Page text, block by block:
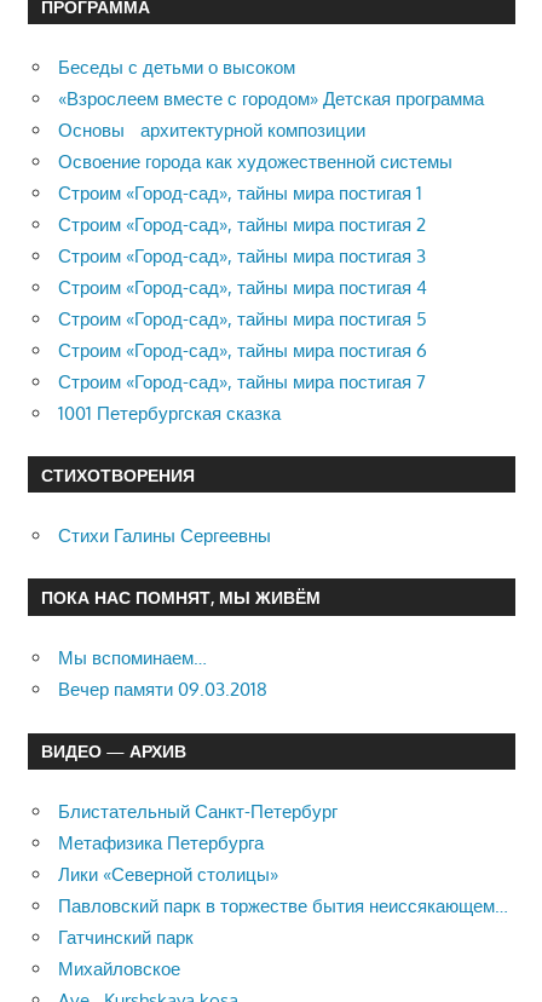
ПРОГРАММА
Беседы с детьми о высоком
«Взрослеем вместе с городом» Детская программа
Основы архитектурной композиции
Освоение города как художественной системы
Строим «Город-сад», тайны мира постигая 1
Строим «Город-сад», тайны мира постигая 2
Строим «Город-сад», тайны мира постигая 3
Строим «Город-сад», тайны мира постигая 4
Строим «Город-сад», тайны мира постигая 5
Строим «Город-сад», тайны мира постигая 6
Строим «Город-сад», тайны мира постигая 7
1001 Петербургская сказка
СТИХОТВОРЕНИЯ
Стихи Галины Сергеевны
ПОКА НАС ПОМНЯТ, МЫ ЖИВЁМ
Мы вспоминаем…
Вечер памяти 09.03.2018
ВИДЕО — АРХИВ
Блистательный Санкт-Петербург
Метафизика Петербурга
Лики «Северной столицы»
Павловский парк в торжестве бытия неиссякающем…
Гатчинский парк
Михайловское